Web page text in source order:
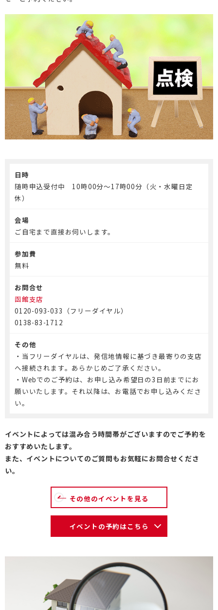
日時
随時申込受付中 10時00分～17時00分（火・水曜日定
休）
会場
ご自宅まで直接お伺いします。
参加費
無料
お問合せ
函館支店
0120-093-033（フリーダイヤル）
0138-83-1712
その他
・当フリーダイヤルは、発信地情報に基づき最寄りの支店
へ接続されます。あらかじめご了承ください。
・Webでのご予約は、お申し込み希望日の3日前までにお
願いいたします。それ以降は、お電話でお申し込みくださ
い。
イベントによっては混み合う時間帯がございますのでご予約を
おすすめいたします。
また、イベントについてのご質問もお気軽にお問合せくださ
い。
その他のイベントを見る
イベントの予約はこちら